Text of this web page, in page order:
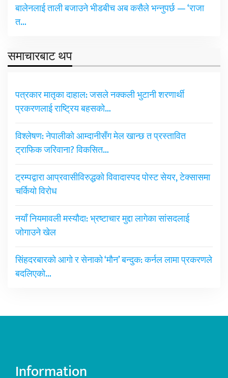
बालेनलाई ताली बजाउने भीडबीच अब कसैले भन्नुपर्छ — ‘राजा
त…
समाचारबाट थप
पत्रकार मातृका दाहाल: जसले नक्कली भुटानी शरणार्थी
प्रकरणलाई राष्ट्रिय बहसको…
विश्लेषण: नेपालीको आम्दानीसँग मेल खान्छ त प्रस्तावित
ट्राफिक जरिवाना? विकसित…
ट्रम्पद्वारा आप्रवासीविरुद्धको विवादास्पद पोस्ट सेयर, टेक्सासमा
चर्कियो विरोध
नयाँ नियमावली मस्यौदा: भ्रष्टाचार मुद्दा लागेका सांसदलाई
जोगाउने खेल
सिंहदरबारको आगो र सेनाको ‘मौन’ बन्दुक: कर्नल लामा प्रकरणले
बदलिएको…
Information